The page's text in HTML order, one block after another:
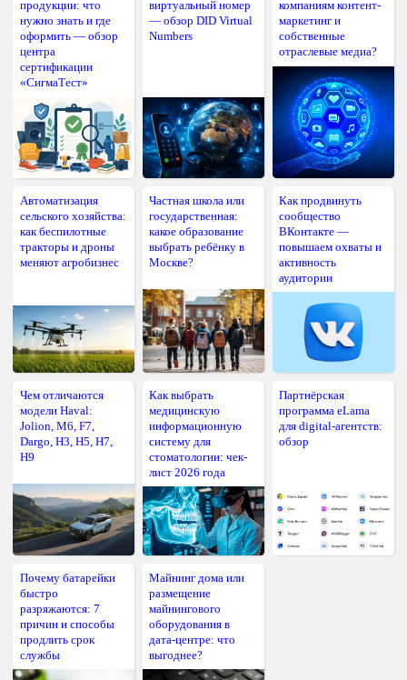
продукции: что
нужно знать и где
оформить — обзор
центра
сертификации
«СигмаТест»
виртуальный номер
— обзор DID Virtual
Numbers
компаниям контент-
маркетинг и
собственные
отраслевые медиа?
Автоматизация
сельского хозяйства:
как беспилотные
тракторы и дроны
меняют агробизнес
Частная школа или
государственная:
какое образование
выбрать ребёнку в
Москве?
Как продвинуть
сообщество
ВКонтакте —
повышаем охваты и
активность
аудитории
Чем отличаются
модели Haval:
Jolion, M6, F7,
Dargo, H3, H5, H7,
H9
Как выбрать
медицинскую
информационную
систему для
стоматологии: чек-
лист 2026 года
Партнёрская
программа eLama
для digital-агентств:
обзор
Почему батарейки
быстро
разряжаются: 7
причин и способы
продлить срок
службы
Майнинг дома или
размещение
майнингового
оборудования в
дата-центре: что
выгоднее?